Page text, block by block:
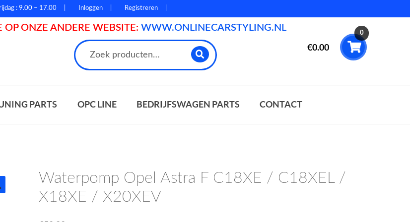
: 9.00 – 17.00 Inloggen Registreren
OP ONZE ANDERE WEBSITE: WWW.ONLINECARSTYLING.NL
€0.00
0
PARTS OPC LINE BEDRIJFSWAGEN PARTS CONTACT
Waterpomp Opel Astra F C18XE / C18XEL /
X18XE / X20XEV